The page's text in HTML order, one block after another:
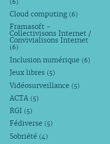
(6)
Cloud computing (6)
Framasoft -
Collectivisons Internet /
Convivialisons Internet
(6)
Inclusion numérique (6)
Jeux libres (5)
Vidéosurveillance (5)
ACTA (5)
RGI (5)
Fédiverse (5)
Sobriété (4)